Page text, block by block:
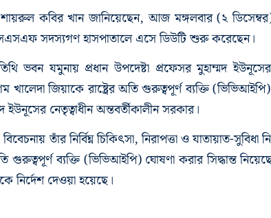
কবির খান জানিয়েছেন, আজ মঙ্গলবার (২
সদস্যগণ হাসপাতালে এসে ডিউটি শুরু করেছেন।
ভবন যমুনায় প্রধান উপদেষ্টা প্রফেসর মুহাম্মদ
জিয়াকে রাষ্ট্রের অতি গুরুত্বপূর্ণ ব্যক্তি
ইউনূসের নেতৃত্বাধীন অন্তবর্তীকালীন সরকার।
তাঁর নির্বিঘ্ন চিকিৎসা, নিরাপত্তা ও যাতায়াত-
গুরুত্বপূর্ণ ব্যক্তি (ভিভিআইপি) ঘোষণা করার সিদ্ধান্ত
নির্দেশ দেওয়া হয়েছে।